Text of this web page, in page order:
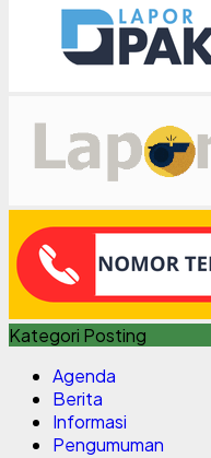
Kategori Posting
Agenda
Berita
Informasi
Pengumuman